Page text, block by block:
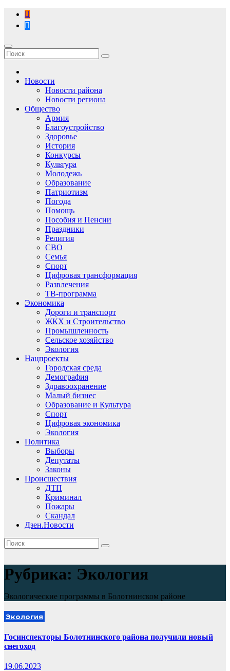
Перейти
содержимому
Новости
Новости района
Новости региона
Общество
Армия
Благоустройство
Здоровье
История
Конкурсы
Культура
Молодежь
Образование
Патриотизм
Погода
Помощь
Пособия и Пенсии
Праздники
Религия
СВО
Семья
Спорт
Цифровая трансформация
Развлечения
ТВ-программа
Экономика
Дороги и транспорт
ЖКХ и Строительство
Промышленность
Сельское хозяйство
Экология
Нацпроекты
Городская среда
Демография
Здравоохранение
Малый бизнес
Образование и Культура
Спорт
Цифровая экономика
Экология
Политика
Выборы
Депутаты
Законы
Происшествия
ДТП
Криминал
Пожары
Скандал
Дзен.Новости
Рубрика: Экология
Экологические программы в Болотнинском районе
Экология
Госинспекторы Болотнинского района получили новый
снегоход
19.06.2023